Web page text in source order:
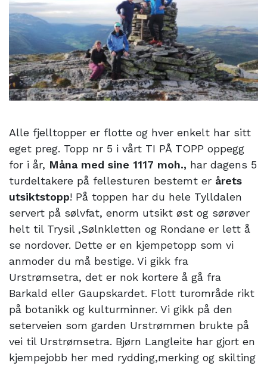
Alle fjelltopper er flotte og hver enkelt har sitt
eget preg. Topp nr 5 i vårt TI PÅ TOPP oppegg
for i år, Måna med sine 1117 moh., har dagens 5
turdeltakere på fellesturen bestemt er årets
utsiktstopp! På toppen har du hele Tylldalen
servert på sølvfat, enorm utsikt øst og sørøver
helt til Trysil ,Sølnkletten og Rondane er lett å
se nordover. Dette er en kjempetopp som vi
anmoder du må bestige. Vi gikk fra
Urstrømsetra, det er nok kortere å gå fra
Barkald eller Gaupskardet. Flott turområde rikt
på botanikk og kulturminner. Vi gikk på den
seterveien som garden Urstrømmen brukte på
vei til Urstrømsetra. Bjørn Langleite har gjort en
kjempejobb her med rydding,merking og skilting